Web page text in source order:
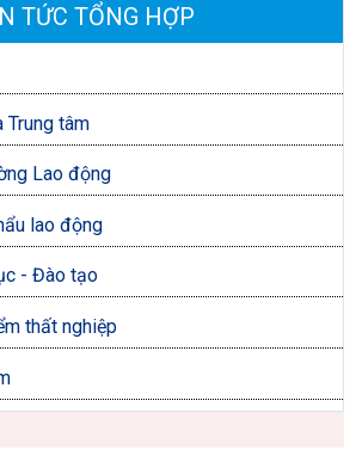
TỨC TỔNG HỢP
Trung tâm
Lao động
lao động
- Đào tạo
thất nghiệp